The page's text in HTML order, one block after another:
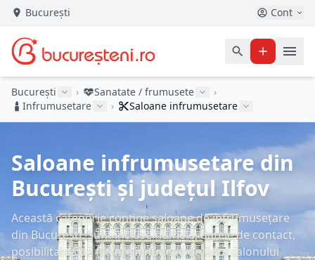
București Cont
București › Sanatate / frumusete
›
Infrumusetare
› Saloane infrumusetare
Saloane infrumusetare din
București și județul Ilfov
Această categorie conține saloane de înfrumusețare
din București. Sunt incluse numele, datele de contact,
posibilitatea de filtrare în funcție de tipul salonului